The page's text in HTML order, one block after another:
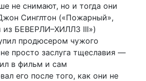
не снимают, но и тогда они
Синглтон («Пожарный»,
из БЕВЕРЛИ–ХИЛЛЗ III»)
продюсером чужого
просто заслуга тщеславия —
в фильм и сам
его после того, как они не